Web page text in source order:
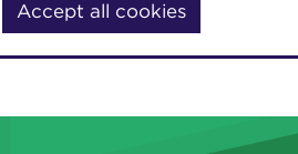
Accept all cookies